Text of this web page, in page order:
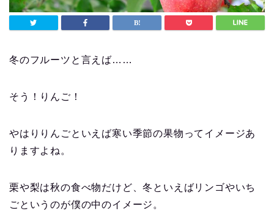
冬のフルーツと言えば……
そう！りんご！
やはりりんごといえば寒い季節の果物ってイメージあ
りますよね。
栗や梨は秋の食べ物だけど、冬といえばリンゴやいち
ごというのが僕の中のイメージ。